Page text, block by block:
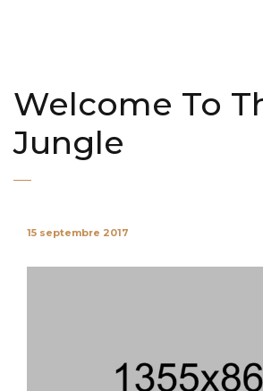
Welcome To
Jungle
15 septembre 2017